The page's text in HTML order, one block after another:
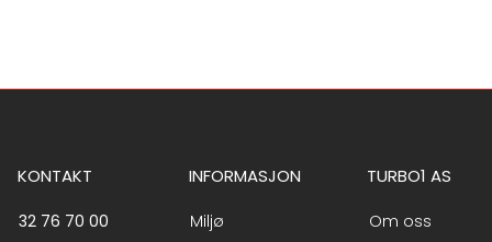
KONTAKT
32 76 70 00
INFORMASJON
Miljø
TURBO1 AS
Om oss